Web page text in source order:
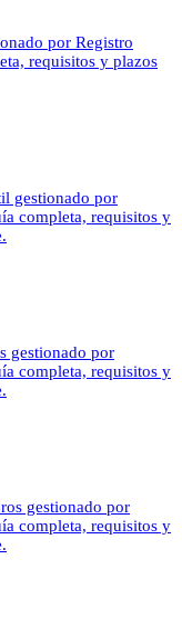
por Registro
requisitos y plazos
gestionado por
completa, requisitos y
gestionado por
completa, requisitos y
gestionado por
completa, requisitos y